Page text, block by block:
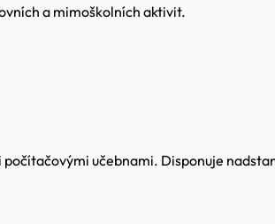
a mimoškolních aktivit.
počítačovými učebnami. Disponuje